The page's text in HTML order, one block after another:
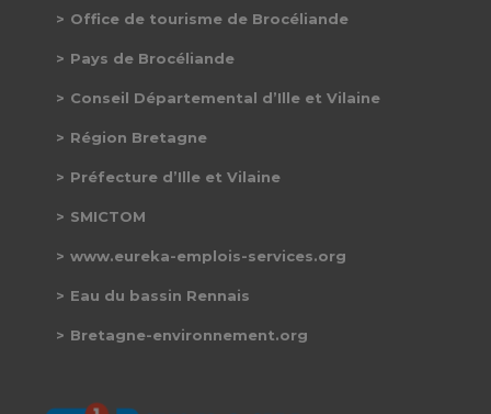
Office de tourisme de Brocéliande
Pays de Brocéliande
Conseil Départemental d’Ille et Vilaine
Région Bretagne
Préfecture d’Ille et Vilaine
SMICTOM
www.eureka-emplois-services.org
Eau du bassin Rennais
Bretagne-environnement.org